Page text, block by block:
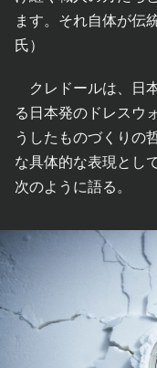
ます。それ自体が伝
氏）
クレドールは、日
る日本発のドレスウ
うしたものづくりの
な具体的な表現とし
次のように語る。